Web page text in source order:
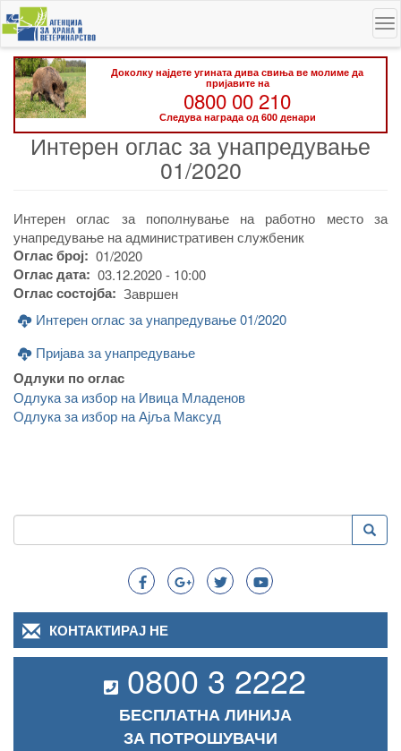
Skip
to
main
content
Доколку најдете угината дива свиња ве молиме да
пријавите на
0800 00 210
Следува награда од 600 денари
Интерен оглас за унапредување
01/2020
Интерен оглас за пополнување на работно место за
унапредување на административен службеник
Оглас број 01/2020
Оглас дата 03.12.2020 - 10:00
Оглас состојба
Завршен
Интерен оглас за унапредување 01/2020
Пријава за унапредување
Одлуки по оглас
Одлука за избор на Ивица Младенов
Одлука за избор на Ајља Максуд
Search
Пребарување
КОНТАКТИРАЈ НЕ
0800 3 2222
БЕСПЛАТНА ЛИНИЈА
ЗА ПОТРОШУВАЧИ